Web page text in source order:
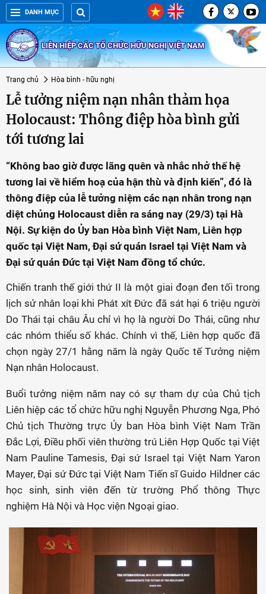
DANH MỤC
LIÊN HIỆP CÁC TỔ CHỨC HỮU NGHỊ VIỆT NAM
Trang chủ Hòa bình - hữu nghị
Lễ tưởng niệm nạn nhân thảm họa
Holocaust: Thông điệp hòa bình gửi
tới tương lai
“Không bao giờ được lãng quên và nhắc nhở thế hệ
tương lai về hiểm hoạ của hận thù và định kiến”, đó là
thông điệp của lễ tưởng niệm các nạn nhân trong nạn
diệt chủng Holocaust diễn ra sáng nay (29/3) tại Hà
Nội. Sự kiện do Ủy ban Hòa bình Việt Nam, Liên hợp
quốc tại Việt Nam, Đại sứ quán Israel tại Việt Nam và
Đại sứ quán Đức tại Việt Nam đồng tổ chức.
Chiến tranh thế giới thứ II là một giai đoạn đen tối trong
lịch sử nhân loại khi Phát xít Đức đã sát hại 6 triệu người
Do Thái tại châu Âu chỉ vì họ là người Do Thái, cũng như
các nhóm thiểu số khác. Chính vì thế, Liên hợp quốc đã
chọn ngày 27/1 hằng năm là ngày Quốc tế Tưởng niệm
Nạn nhân Holocaust.
Buổi tưởng niệm năm nay có sự tham dự của Chủ tịch
Liên hiệp các tổ chức hữu nghị Nguyễn Phương Nga, Phó
Chủ tịch Thường trực Ủy ban Hòa bình Việt Nam Trần
Đắc Lợi, Điều phối viên thường trú Liên Hợp Quốc tại Việt
Nam Pauline Tamesis, Đại sứ Israel tại Việt Nam Yaron
Mayer, Đại sứ Đức tại Việt Nam Tiến sĩ Guido Hildner các
học sinh, sinh viên đến từ trường Phổ thông Thực
nghiệm Hà Nội và Học viện Ngoại giao.